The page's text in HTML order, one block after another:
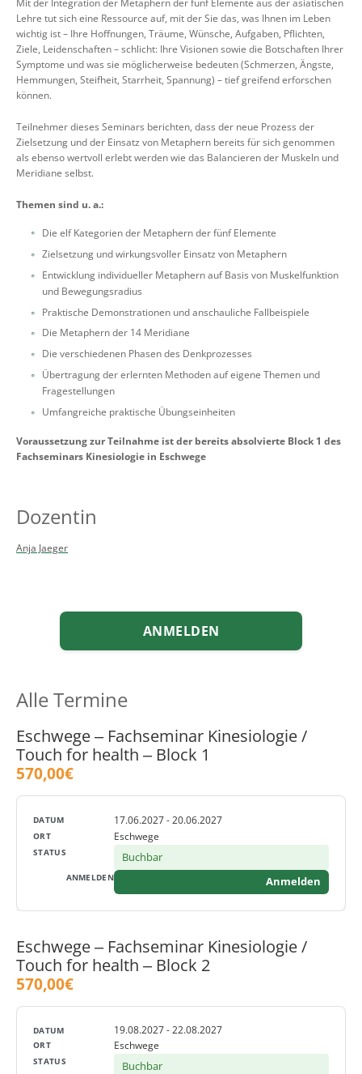
Mit der Integration der Metaphern der fünf Elemente aus der asiatischen
Lehre tut sich eine Ressource auf, mit der Sie das, was Ihnen im Leben
wichtig ist – Ihre Hoffnungen, Träume, Wünsche, Aufgaben, Pflichten,
Ziele, Leidenschaften – schlicht: Ihre Visionen sowie die Botschaften Ihrer
Symptome und was sie möglicherweise bedeuten (Schmerzen, Ängste,
Hemmungen, Steifheit, Starrheit, Spannung) – tief greifend erforschen
können.
Teilnehmer dieses Seminars berichten, dass der neue Prozess der
Zielsetzung und der Einsatz von Metaphern bereits für sich genommen
als ebenso wertvoll erlebt werden wie das Balancieren der Muskeln und
Meridiane selbst.
Themen sind u. a.:
Die elf Kategorien der Metaphern der fünf Elemente
Zielsetzung und wirkungsvoller Einsatz von Metaphern
Entwicklung individueller Metaphern auf Basis von Muskelfunktion
und Bewegungsradius
Praktische Demonstrationen und anschauliche Fallbeispiele
Die Metaphern der 14 Meridiane
Die verschiedenen Phasen des Denkprozesses
Übertragung der erlernten Methoden auf eigene Themen und
Fragestellungen
Umfangreiche praktische Übungseinheiten
Voraussetzung zur Teilnahme ist der bereits absolvierte Block 1 des
Fachseminars Kinesiologie in Eschwege
Dozentin
Anja Jaeger
ANMELDEN
Alle Termine
Eschwege ‒ Fachseminar Kinesiologie /
Touch for health ‒ Block 1
570,00€
17.06.2027 - 20.06.2027
Eschwege
Buchbar
Anmelden
Eschwege ‒ Fachseminar Kinesiologie /
Touch for health ‒ Block 2
570,00€
19.08.2027 - 22.08.2027
Eschwege
Buchbar